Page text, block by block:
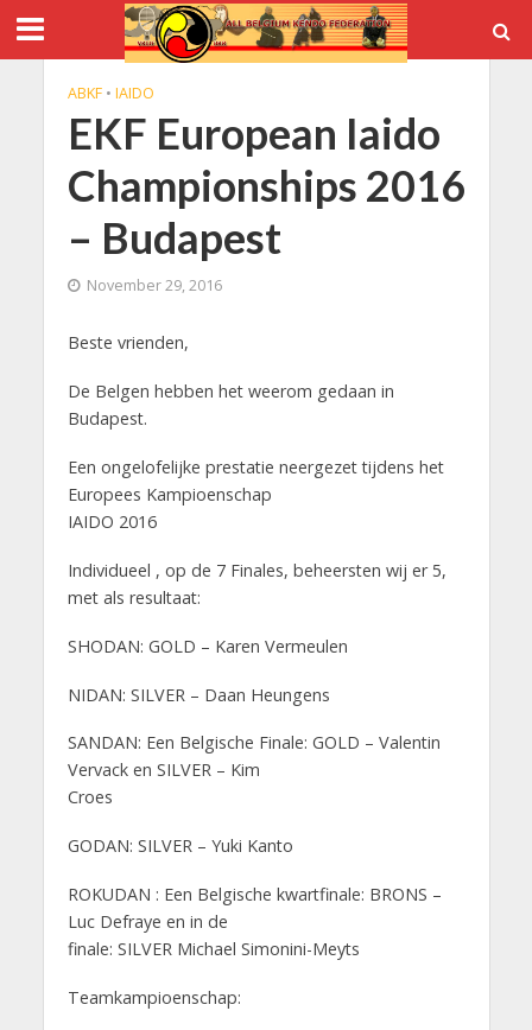
ABKF • IAIDO
EKF European Iaido
Championships 2016
– Budapest
November 29, 2016
Beste vrienden,
De Belgen hebben het weerom gedaan in
Budapest.
Een ongelofelijke prestatie neergezet tijdens het
Europees Kampioenschap
IAIDO 2016
Individueel , op de 7 Finales, beheersten wij er 5,
met als resultaat:
SHODAN: GOLD – Karen Vermeulen
NIDAN: SILVER – Daan Heungens
SANDAN: Een Belgische Finale: GOLD – Valentin
Vervack en SILVER – Kim
Croes
GODAN: SILVER – Yuki Kanto
ROKUDAN : Een Belgische kwartfinale: BRONS –
Luc Defraye en in de
finale: SILVER Michael Simonini-Meyts
Teamkampioenschap: